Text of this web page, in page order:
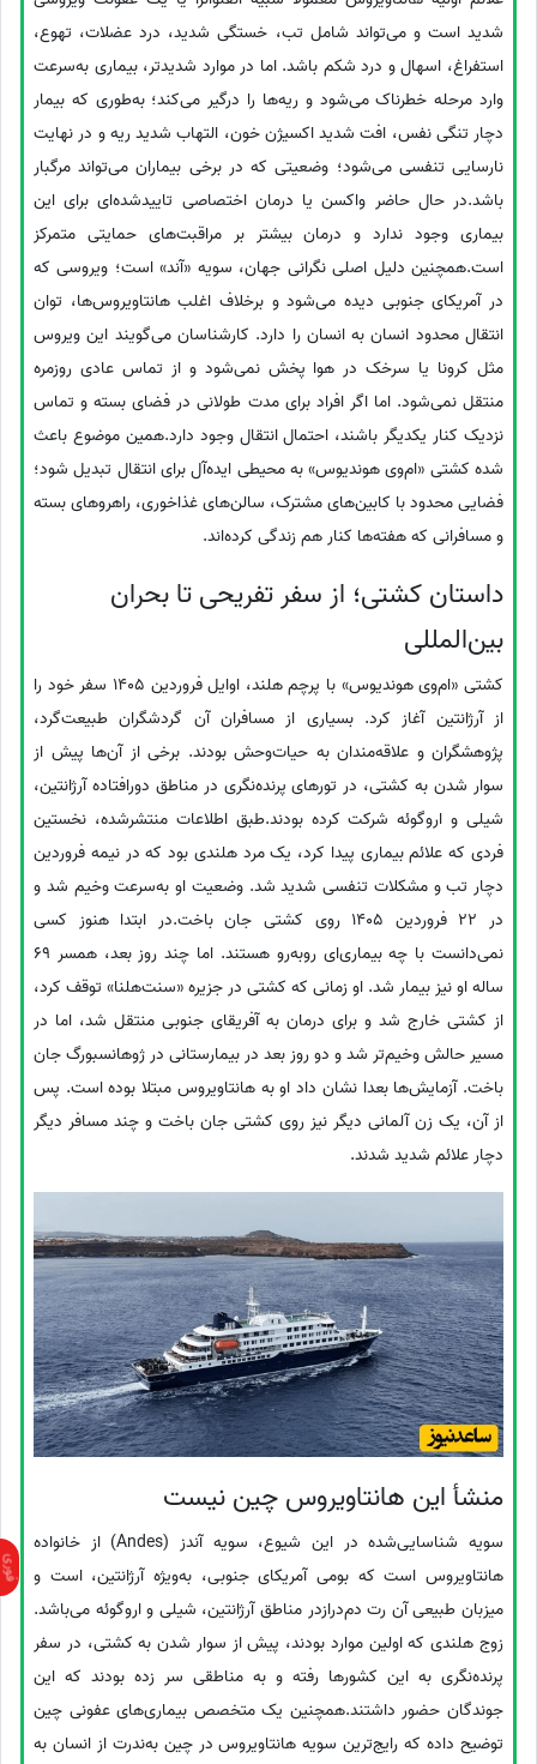
شدید است و می‌تواند شامل تب، خستگی شدید، درد عضلات، تهوع،
استفراغ، اسهال و درد شکم باشد. اما در موارد شدیدتر، بیماری به‌سرعت
وارد مرحله خطرناک می‌شود و ریه‌ها را درگیر می‌کند؛ به‌طوری که بیمار
دچار تنگی نفس، افت شدید اکسیژن خون، التهاب شدید ریه و در نهایت
نارسایی تنفسی می‌شود؛ وضعیتی که در برخی بیماران می‌تواند مرگبار
باشد.در حال حاضر واکسن یا درمان اختصاصی تاییدشده‌ای برای این
بیماری وجود ندارد و درمان بیشتر بر مراقبت‌های حمایتی متمرکز
است.همچنین دلیل اصلی نگرانی جهان، سویه «آند» است؛ ویروسی که
در آمریکای جنوبی دیده می‌شود و برخلاف اغلب هانتاویروس‌ها، توان
انتقال محدود انسان به انسان را دارد. کارشناسان می‌گویند این ویروس
مثل کرونا یا سرخک در هوا پخش نمی‌شود و از تماس عادی روزمره
منتقل نمی‌شود. اما اگر افراد برای مدت طولانی در فضای بسته و تماس
نزدیک کنار یکدیگر باشند، احتمال انتقال وجود دارد.همین موضوع باعث
شده کشتی «ام‌وی هوندیوس» به محیطی ایده‌آل برای انتقال تبدیل شود؛
فضایی محدود با کابین‌های مشترک، سالن‌های غذاخوری، راهروهای بسته
و مسافرانی که هفته‌ها کنار هم زندگی کرده‌اند.
داستان کشتی؛ از سفر تفریحی تا بحران
بین‌المللی
کشتی «ام‌وی هوندیوس» با پرچم هلند، اوایل فروردین 1405 سفر خود را
از آرژانتین آغاز کرد. بسیاری از مسافران آن گردشگران طبیعت‌گرد،
پژوهشگران و علاقه‌مندان به حیات‌وحش بودند. برخی از آن‌ها پیش از
سوار شدن به کشتی، در تورهای پرنده‌نگری در مناطق دورافتاده آرژانتین،
شیلی و اروگوئه شرکت کرده بودند.طبق اطلاعات منتشرشده، نخستین
فردی که علائم بیماری پیدا کرد، یک مرد هلندی بود که در نیمه فروردین
دچار تب و مشکلات تنفسی شدید شد. وضعیت او به‌سرعت وخیم شد و
در 22 فروردین 1405 روی کشتی جان باخت.در ابتدا هنوز کسی
نمی‌دانست با چه بیماری‌ای روبه‌رو هستند. اما چند روز بعد، همسر 69
ساله او نیز بیمار شد. او زمانی که کشتی در جزیره «سنت‌هلنا» توقف کرد،
از کشتی خارج شد و برای درمان به آفریقای جنوبی منتقل شد، اما در
مسیر حالش وخیم‌تر شد و دو روز بعد در بیمارستانی در ژوهانسبورگ جان
باخت. آزمایش‌ها بعدا نشان داد او به هانتاویروس مبتلا بوده است. پس
از آن، یک زن آلمانی دیگر نیز روی کشتی جان باخت و چند مسافر دیگر
دچار علائم شدید شدند.
منشأ این هانتاویروس چین نیست
سویه شناسایی‌شده در این شیوع، سویه آندز (Andes) از خانواده
هانتاویروس است که بومی آمریکای جنوبی، به‌ویژه آرژانتین، است و
میزبان طبیعی آن رت دم‌درازدر مناطق آرژانتین، شیلی و اروگوئه می‌باشد.
زوج هلندی که اولین موارد بودند، پیش از سوار شدن به کشتی، در سفر
پرنده‌نگری به این کشورها رفته و به مناطقی سر زده بودند که این
جوندگان حضور داشتند.همچنین یک متخصص بیماری‌های عفونی چین
توضیح داده که رایج‌ترین سویه هانتاویروس در چین به‌ندرت از انسان به